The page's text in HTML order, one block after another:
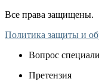
Все права защищены.
Политика защиты и
Вопрос
Претензия